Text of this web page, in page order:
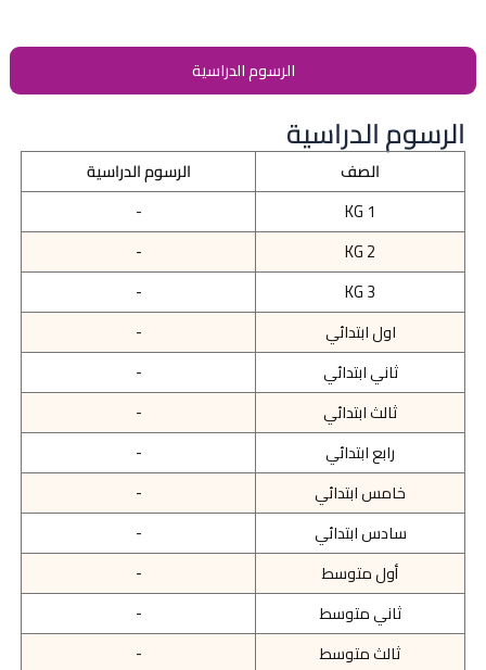
الرسوم الدراسية
الرسوم الدراسية
الصف
الرسوم الدراسية
KG 1
-
KG 2
-
KG 3
-
اول ابتدائي
-
ثاني ابتدائي
-
ثالث ابتدائي
-
رابع ابتدائي
-
خامس ابتدائي
-
سادس ابتدائي
-
أول متوسط
-
ثاني متوسط
-
ثالث متوسط
-